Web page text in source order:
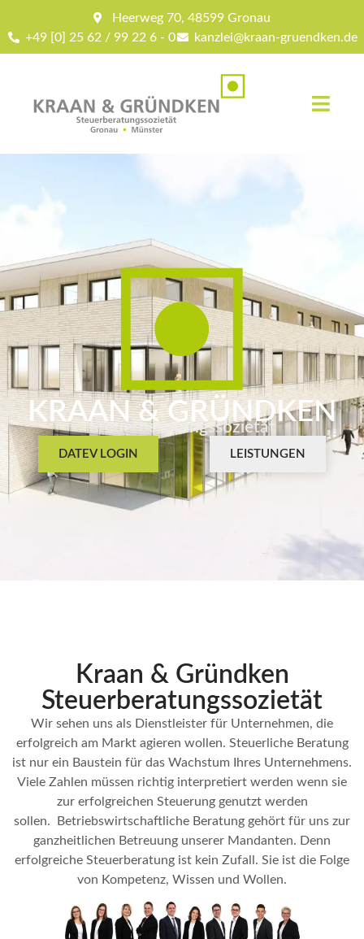
Heerweg 70, 48599 Gronau
+49 [0] 25 62 / 99 22 6 - 0
kanzlei@kraan-gruendken.de
KRAAN & GRÜNDKEN
Steuerberatungssozietät
DATEV LOGIN LEISTUNGEN
Kraan & Gründken
Steuerberatungs­sozietät
Wir sehen uns als Dienstleister für Unternehmen, die
erfolgreich am Markt agieren wollen. Steuerliche Beratung
ist nur ein Baustein für das Wachstum Ihres Unternehmens.
Viele Zahlen müssen richtig interpretiert werden wenn sie
zur erfolgreichen Steuerung genutzt werden
sollen.
Betriebswirtschaftliche Beratung gehört für uns zur
ganzheitlichen Betreuung unserer Mandanten. Denn
erfolgreiche Steuerberatung ist kein Zufall. Sie ist die Folge
von Kompetenz, Wissen und Wollen.